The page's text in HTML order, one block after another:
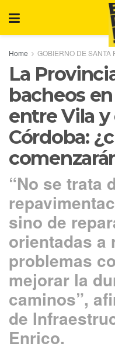
Home GOBIERNO DE SANTA
La
bacheos
entre Vila
Córdoba:
“No se trata
sino de
orientadas a
problemas
mejorar la
caminos”,
de
Enrico.